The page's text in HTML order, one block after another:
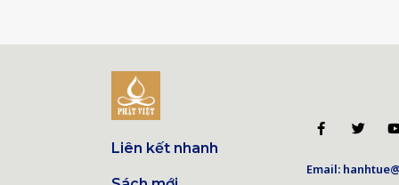
Liên kết nhanh
Email: